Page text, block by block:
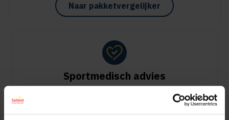
Naar pakketvergelijker
Sportmedisch advies
Vergoeding tot €125 per kalenderjaar bij pakket Plus